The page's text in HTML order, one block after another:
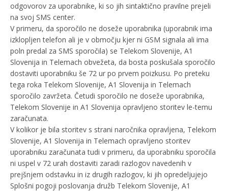
odgovorov za uporabnike, ki so jih sintaktično pravilne prejeli
na svoj SMS center.
V primeru, da sporočilo ne doseže uporabnika (uporabnik ima
izklopljen telefon ali je v območju kjer ni GSM signala ali ima
poln predal za SMS sporočila) se Telekom Slovenije, A1
Slovenija in Telemach obvežeta, da bosta poskušala sporočilo
dostaviti uporabniku še 72 ur po prvem poizkusu. Po preteku
tega roka Telekom Slovenije, A1 Slovenija in Telemach
sporočilo zavržeta. Četudi sporočilo ne doseže uporabnika,
Telekom Slovenije in A1 Slovenija opravljeno storitev le-temu
zaračunata.
V kolikor je bila storitev s strani naročnika opravljena, Telekom
Slovenije, A1 Slovenija in Telemach opravljeno storitev
uporabniku zaračunata tudi v primeru, da uporabniku sporočila
ni uspel v 72 urah dostaviti zaradi razlogov navedenih v
prejšnjem odstavku in iz drugih razlogov, ki jih opredeljujejo
Splošni pogoji poslovanja družb Telekom Slovenije, A1